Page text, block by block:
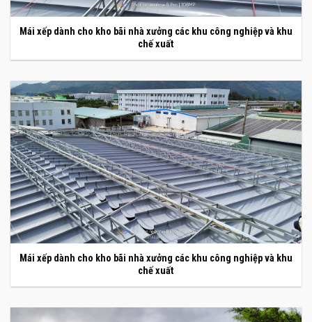
Mái xếp dành cho kho bãi nhà xưởng các khu công nghiệp và khu
chế xuất
Mái xếp dành cho kho bãi nhà xưởng các khu công nghiệp và khu
chế xuất